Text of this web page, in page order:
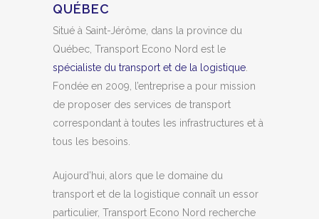
QUÉBEC
Situé à Saint-Jérôme, dans la province du
Québec, Transport Econo Nord est le
spécialiste du transport et de la logistique
Fondée en 2009, l’entreprise a pour mission
de proposer des services de transport
correspondant à toutes les infrastructures et à
tous les besoins.
Aujourd’hui, alors que le domaine du
transport et de la logistique connaît un essor
particulier, Transport Econo Nord recherche